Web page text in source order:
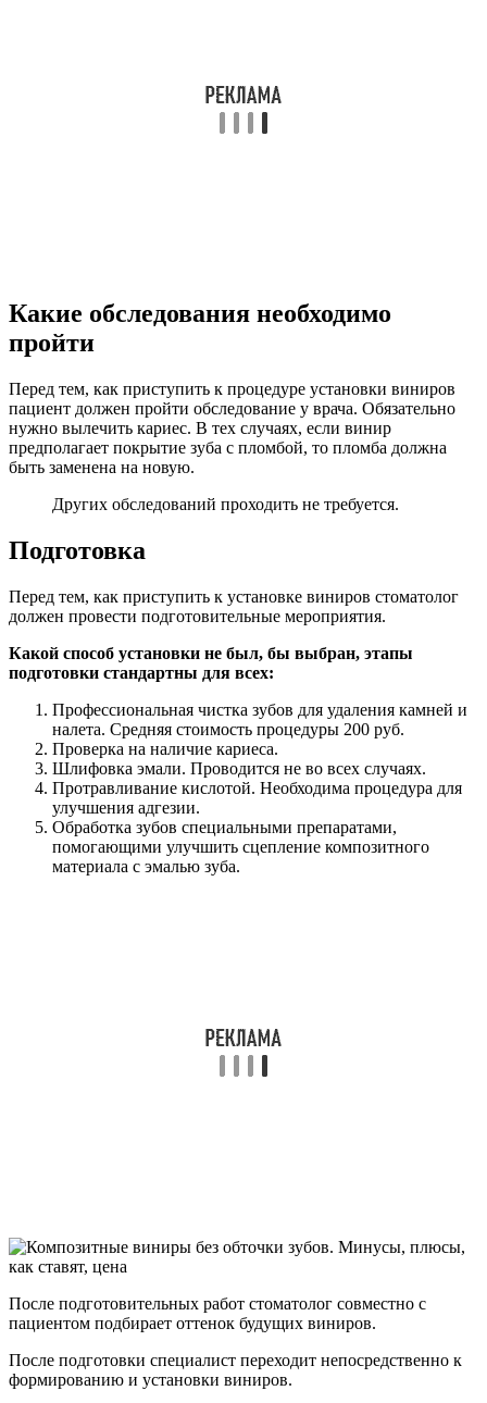
Какие обследования необходимо
пройти
Перед тем, как приступить к процедуре установки виниров
пациент должен пройти обследование у врача. Обязательно
нужно вылечить кариес. В тех случаях, если винир
предполагает покрытие зуба с пломбой, то пломба должна
быть заменена на новую.
Других обследований проходить не требуется.
Подготовка
Перед тем, как приступить к установке виниров стоматолог
должен провести подготовительные мероприятия.
Какой способ установки не был, бы выбран, этапы
подготовки стандартны для всех:
Профессиональная чистка зубов для удаления камней и
налета. Средняя стоимость процедуры 200 руб.
Проверка на наличие кариеса.
Шлифовка эмали. Проводится не во всех случаях.
Протравливание кислотой. Необходима процедура для
улучшения адгезии.
Обработка зубов специальными препаратами,
помогающими улучшить сцепление композитного
материала с эмалью зуба.
После подготовительных работ стоматолог совместно с
пациентом подбирает оттенок будущих виниров.
После подготовки специалист переходит непосредственно к
формированию и установки виниров.